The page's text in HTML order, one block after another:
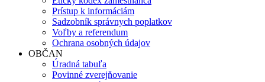
Prístup k informáciám
Sadzobník správnych poplatkov
Voľby a referendum
Ochrana osobných údajov
OBČAN
Úradná tabuľa
Povinné zverejňovanie